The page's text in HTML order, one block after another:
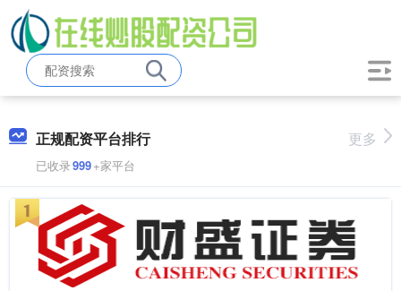
正规配资平台排行
已收录999+家平台
更多